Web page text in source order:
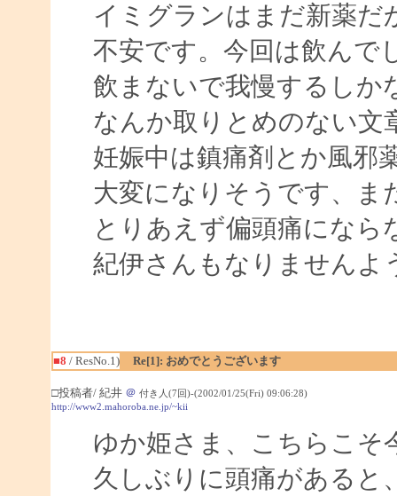
イミグランはまだ新薬だ
不安です。今回は飲んで
飲まないで我慢するしか
なんか取りとめのない文
妊娠中は鎮痛剤とか風邪
大変になりそうです、ま
とりあえず偏頭痛にな
紀伊さんもなりませんよ
■8 / ResNo.1) Re[1]: おめでとうございます
□投稿者/ 紀井 ＠ 付き人(7回)-(2002/01/25(Fri) 09:06:28)
http://www2.mahoroba.ne.jp/~kii
ゆか姫さま、こちらこそ
久しぶりに頭痛があると